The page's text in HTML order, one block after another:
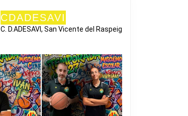
CDADESAVI
C. D.ADESAVI, San Vicente del Raspeig